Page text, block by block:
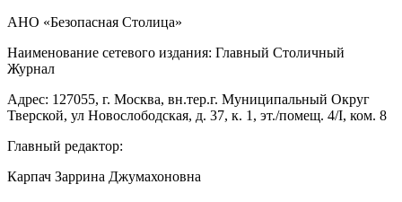
АНО «Безопасная Столица»
Наименование сетевого издания: Главный Столичный
Журнал
Адрес: 127055, г. Москва, вн.тер.г. Муниципальный Округ
Тверской, ул Новослободская, д. 37, к. 1, эт./помещ. 4/I, ком. 8
Главный редактор:
Карпач Заррина Джумахоновна